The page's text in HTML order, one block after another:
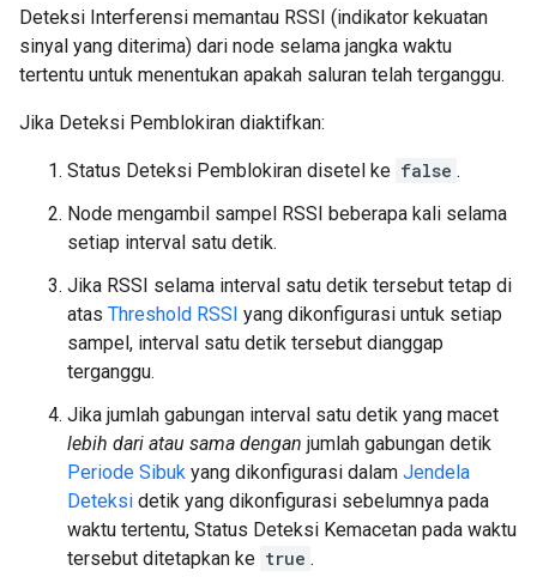
Deteksi Interferensi memantau RSSI (indikator kekuatan
sinyal yang diterima) dari node selama jangka waktu
tertentu untuk menentukan apakah saluran telah terganggu.
Jika Deteksi Pemblokiran diaktifkan:
Status Deteksi Pemblokiran disetel ke false .
Node mengambil sampel RSSI beberapa kali selama
setiap interval satu detik.
Jika RSSI selama interval satu detik tersebut tetap di
atas Threshold RSSI yang dikonfigurasi untuk setiap
sampel, interval satu detik tersebut dianggap
terganggu.
Jika jumlah gabungan interval satu detik yang macet
lebih dari atau sama dengan jumlah gabungan detik
Periode Sibuk yang dikonfigurasi dalam Jendela
Deteksi detik yang dikonfigurasi sebelumnya pada
waktu tertentu, Status Deteksi Kemacetan pada waktu
tersebut ditetapkan ke true .